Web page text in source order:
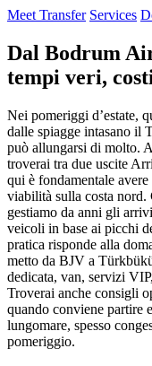
Meet Transfer Services
Dal Bodrum
tempi veri,
Nei pomeriggi d’estate,
dalle spiagge intasano
può allungarsi di molto.
troverai tra due uscite
qui è fondamentale
viabilità sulla costa nord.
gestiamo da anni gli
veicoli in base ai picchi
pratica risponde alla
metto da BJV a
dedicata, van, servizi
Troverai anche consigli
quando conviene partire
lungomare, spesso
pomeriggio.